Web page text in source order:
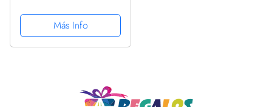
cerámica 11 onzas,
regalo broma mujeres
hombres, regalos
Más Info